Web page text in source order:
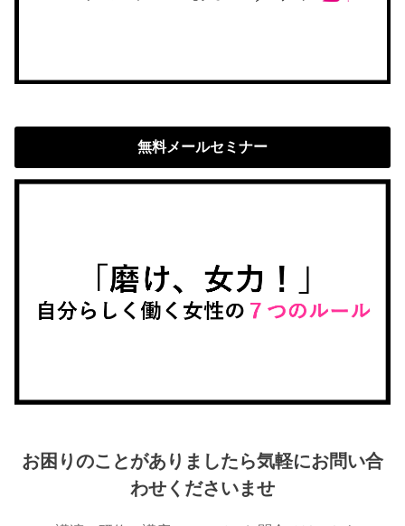
無料メールセミナー
お困りのことがありましたら気軽にお問い合
わせくださいませ